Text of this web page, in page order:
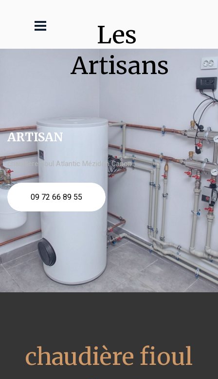
Les
Artisans
ARTISAN
chaudière fioul Atlantic Mézidon Canon
09 72 66 89 55
chaudière fioul